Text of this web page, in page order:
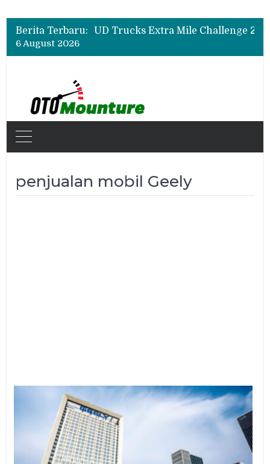
Berita Terbaru:
6 August 2026
penjualan mobil Geely